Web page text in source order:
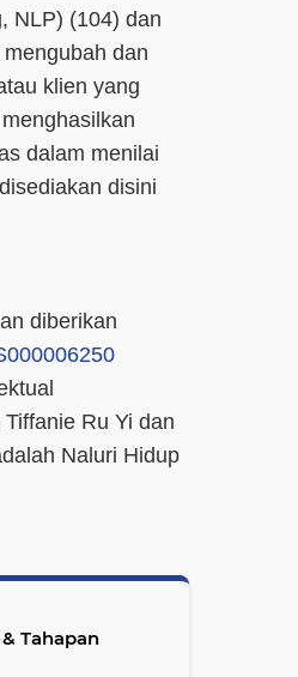
NLP) (104) dan
dan
klien yang
dalam menilai
disini
diberikan
Ru Yi dan
Naluri Hidup
Tahapan